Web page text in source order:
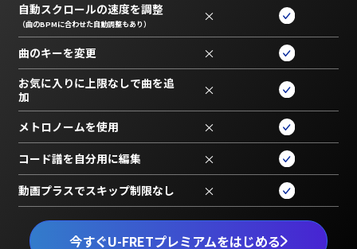
今すぐU-FRETプレミアムをはじめる
自動スクロールの速度を調整
（曲のBPMに合わせた自動調整もあり） ×
曲のキーを変更 ×
お気に入りに上限なしで曲を追
加
×
メトロノームを使用 ×
コード譜を自分用に編集 ×
動画プラスでスキップ制限なし ×